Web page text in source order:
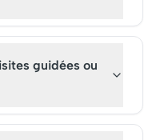
guidées ou